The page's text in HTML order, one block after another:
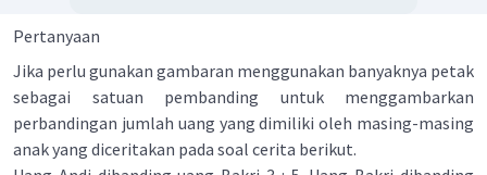
Pertanyaan
Jika perlu gunakan gambaran menggunakan banyaknya petak
sebagai satuan pembanding untuk menggambarkan
perbandingan jumlah uang yang dimiliki oleh masing-masing
anak yang diceritakan pada soal cerita berikut.